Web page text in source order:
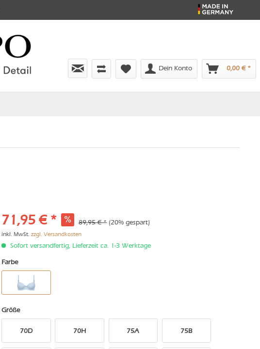
Dein Konto 0,00 € *
71,95 € * 89,95 € * (20% gespart)
inkl. MwSt.zzgl. Versandkosten
Sofort versandfertig, Lieferzeit ca. 1-3 Werktage
Farbe
Größe
70D 70H 75A 75B